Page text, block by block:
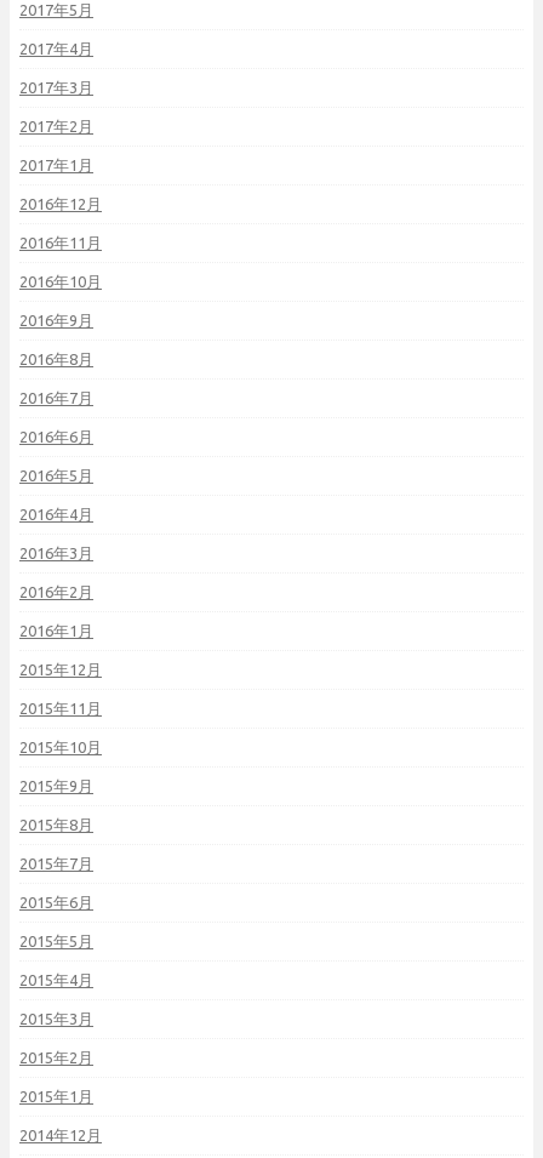
2017年5月
2017年4月
2017年3月
2017年2月
2017年1月
2016年12月
2016年11月
2016年10月
2016年9月
2016年8月
2016年7月
2016年6月
2016年5月
2016年4月
2016年3月
2016年2月
2016年1月
2015年12月
2015年11月
2015年10月
2015年9月
2015年8月
2015年7月
2015年6月
2015年5月
2015年4月
2015年3月
2015年2月
2015年1月
2014年12月